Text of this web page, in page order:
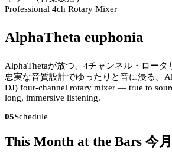
Professional 4ch Rotary Mixer
AlphaTheta euphonia
AlphaThetaが放つ、4チャンネル・ロータ
忠実な音質設計でゆったりと音に浸る。
DJ) four-channel rotary mixer — true to
long, immersive listening.
05Schedule
This Month at the Bars 今